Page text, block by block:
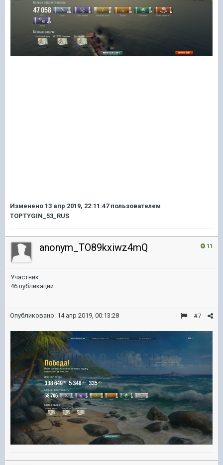
Изменено 13 апр 2019, 22:11:47пользователем
TOPTYGIN_53_RUS
11
anonym_TO89kxiwz4mQ
Участник
46 публикаций
#7
Опубликовано: 14 апр 2019, 00:13:28